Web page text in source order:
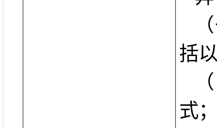
括
（
式